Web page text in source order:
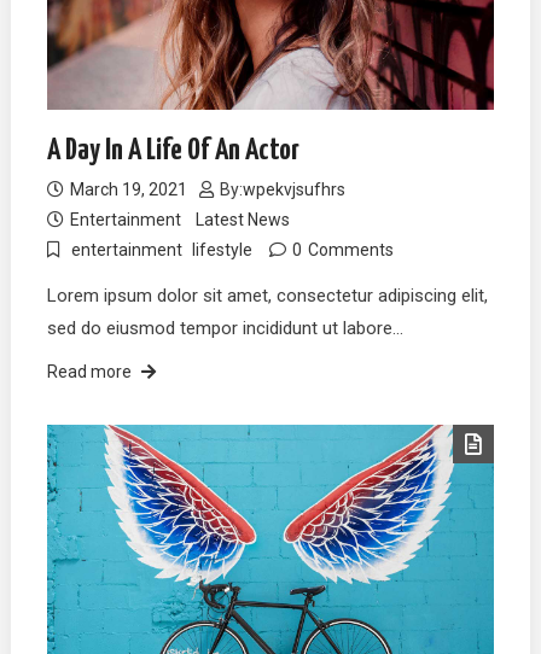
A Day In A Life Of An Actor
March 19, 2021 By:wpekvjsufhrs
Entertainment
Latest News
entertainment
lifestyle 0 Comments
Lorem ipsum dolor sit amet, consectetur adipiscing elit,
sed do eiusmod tempor incididunt ut labore…
Read more